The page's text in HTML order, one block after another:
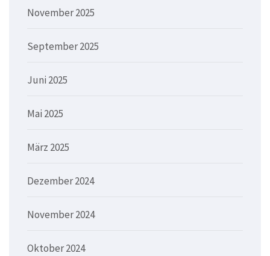
November 2025
September 2025
Juni 2025
Mai 2025
März 2025
Dezember 2024
November 2024
Oktober 2024